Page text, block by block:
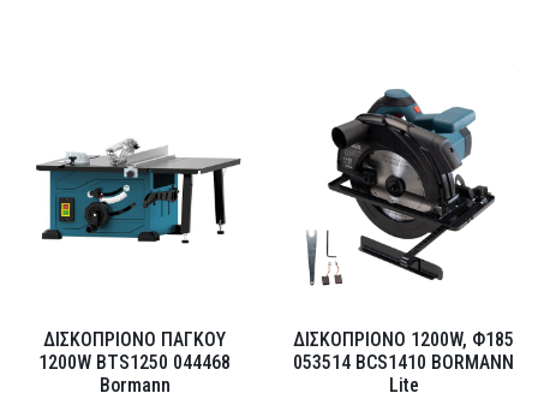
ΔΙΣΚΟΠΡΙΟΝΟ ΠΑΓΚΟΥ
1200W BTS1250 044468
Bormann
ΔΙΣΚΟΠΡΙΟΝΟ 1200W, Φ185
053514 BCS1410 BORMANN
Lite